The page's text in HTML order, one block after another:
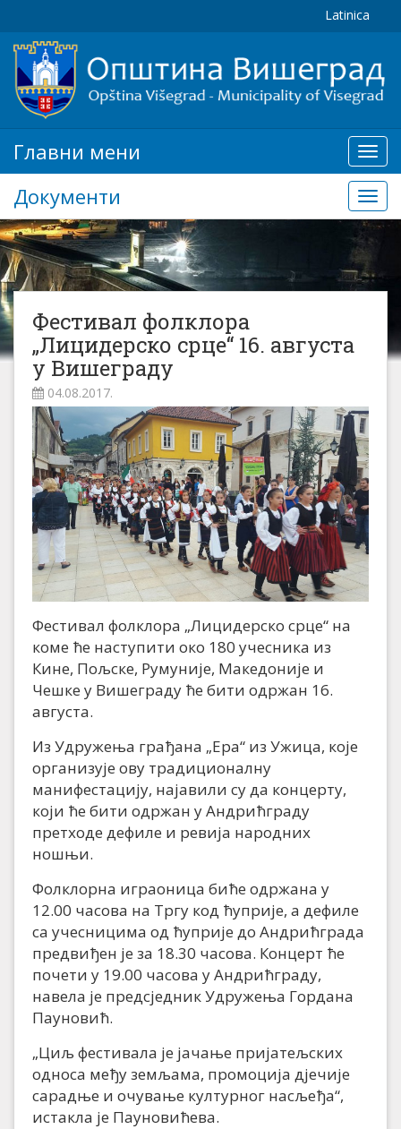
Latinica
мени
Главни мени
Документи
Фестивал фолклора
„Лицидерско срце“ 16. августа
у Вишеграду
04.08.2017.
Фестивал фолклора „Лицидерско срце“ на
коме ће наступити око 180 учесника из
Кине, Пољске, Румуније, Македоније и
Чешке у Вишеграду ће бити одржан 16.
августа.
Из Удружења грађана „Ера“ из Ужица, које
организује ову традиционалну
манифестацију, најавили су да концерту,
који ће бити одржан у Андрићграду
претходе дефиле и ревија народних
ношњи.
Фолклорна играоница биће одржана у
12.00 часова на Тргу код ћуприје, а дефиле
са учесницима од ћуприје до Андрићграда
предвиђен је за 18.30 часова. Концерт ће
почети у 19.00 часова у Андрићграду,
навела је предсједник Удружења Гордана
Пауновић.
„Циљ фестивала је јачање пријатељских
односа међу земљама, промоција дјечије
сарадње и очување културног насљеђа“,
истакла је Пауновићева.